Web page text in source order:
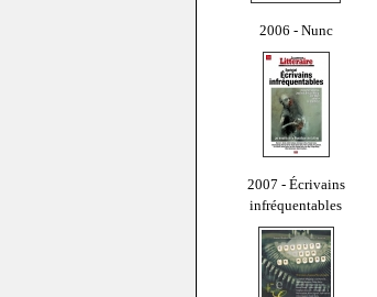
2006 - Nunc
2007 - Écrivains
infréquentables